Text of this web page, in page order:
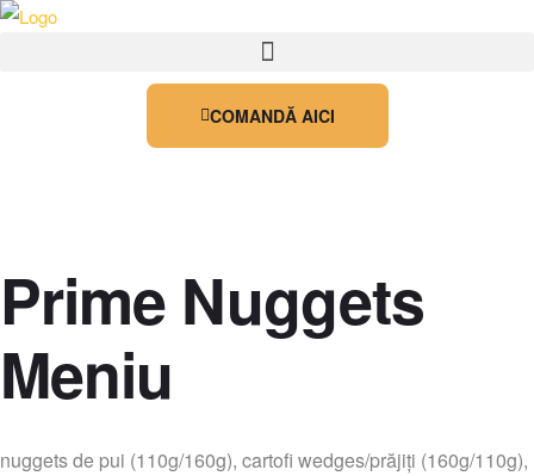
COMANDĂ AICI
Prime Nuggets
Meniu
nuggets de pui (110g/160g), cartofi wedges/prăjiți (160g/110g),